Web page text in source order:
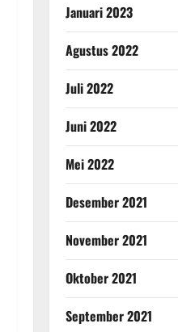
Januari 2023
Agustus 2022
Juli 2022
Juni 2022
Mei 2022
Desember 2021
November 2021
Oktober 2021
September 2021